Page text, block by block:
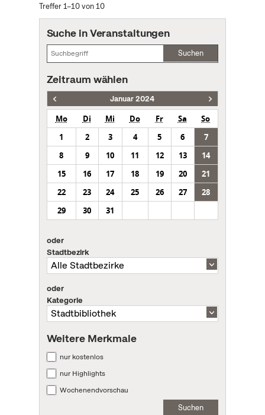
Treffer 1–10 von 10
Suche in Veranstaltungen
Suchen
Zeitraum wählen
Januar 2024
Mo Di Mi Do Fr Sa
So
1
2 3 4 5 6
7
8
9 10 11 12 13
14
15
16 17 18 19 20
21
22
23 24 25 26 27
28
29
30 31
oder
Stadtbezirk
oder
Kategorie
Weitere Merkmale
nur kostenlos
nur Highlights
Wochenendvorschau
Suchen